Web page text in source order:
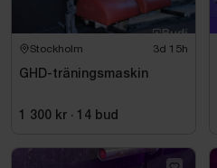
Stockholm 3d 15h
GHD-träningsmaskin
1 300 kr · 14 bud